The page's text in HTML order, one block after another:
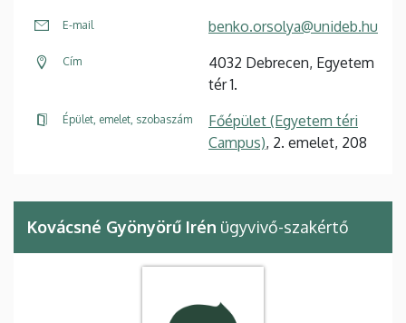
E-mail benko.orsolya@unideb.hu
Cím
4032 Debrecen, Egyetem
tér 1.
Épület, emelet, szobaszám
Főépület (Egyetem téri
Campus), 2. emelet, 208
Kovácsné Gyönyörű Irén ügyvivő-szakértő